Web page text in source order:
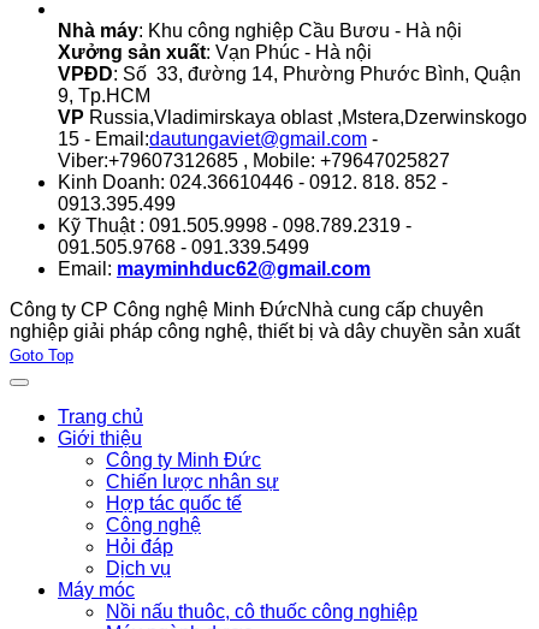
Nhà máy: Khu công nghiệp Cầu Bươu - Hà nội
Xưởng sản xuất: Vạn Phúc - Hà nội
VPĐD: Số 33, đường 14, Phường Phước Bình, Quận
9, Tp.HCM
VP Russia,Vladimirskaya oblast ,Mstera,Dzerwinskogo
15 - Email:dautungaviet@gmail.com -
Viber:+79607312685 , Mobile: +79647025827
Kinh Doanh: 024.36610446 - 0912. 818. 852 -
0913.395.499
Kỹ Thuật : 091.505.9998 - 098.789.2319 -
091.505.9768 - 091.339.5499
Email: mayminhduc62@gmail.com
Công ty CP Công nghệ Minh ĐứcNhà cung cấp chuyên
nghiệp giải pháp công nghệ, thiết bị và dây chuyền sản xuất
Joomla! 3 Templates
Goto Top
Trang chủ
Giới thiệu
Công ty Minh Đức
Chiến lược nhân sự
Hợp tác quốc tế
Công nghệ
Hỏi đáp
Dịch vụ
Máy móc
Nồi nấu thuôc, cô thuốc công nghiệp